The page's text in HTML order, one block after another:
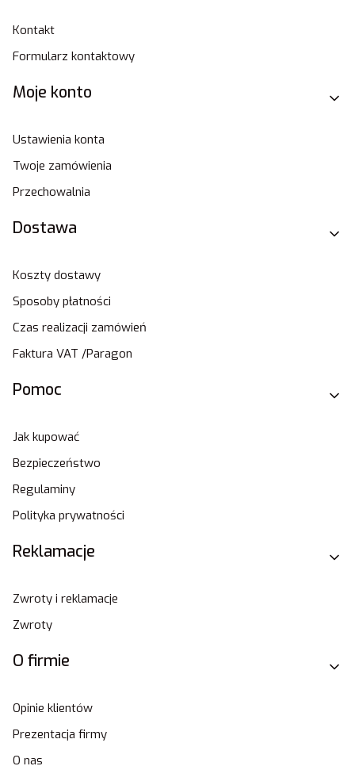
Kontakt
Formularz kontaktowy
Moje konto
Ustawienia konta
Twoje zamówienia
Przechowalnia
Dostawa
Koszty dostawy
Sposoby płatności
Czas realizacji zamówień
Faktura VAT /Paragon
Pomoc
Jak kupować
Bezpieczeństwo
Regulaminy
Polityka prywatności
Reklamacje
Zwroty i reklamacje
Zwroty
O firmie
Opinie klientów
Prezentacja firmy
O nas